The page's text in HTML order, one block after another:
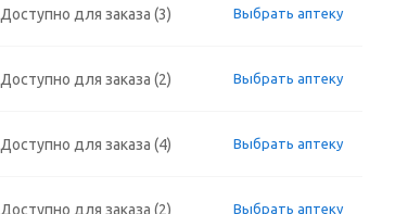
Доступно для заказа (3) Выбрать аптеку
Доступно для заказа (2) Выбрать аптеку
Доступно для заказа (4) Выбрать аптеку
Доступно для заказа (2) Выбрать аптеку